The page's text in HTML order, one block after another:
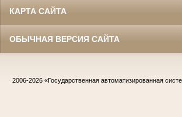
КАРТА САЙТА
ОБЫЧНАЯ ВЕРСИЯ САЙТА
2006-2026 «Государственная автоматизированная